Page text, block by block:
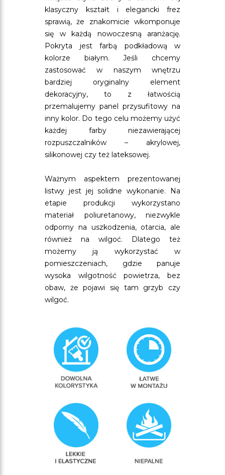
klasyczny kształt i elegancki frez
sprawią, że znakomicie wkomponuje
się w każdą nowoczesną aranżację.
Pokryta jest farbą podkładową w
kolorze białym. Jeśli chcemy
zastosować w naszym wnętrzu
bardziej oryginalny element
dekoracyjny, to z łatwością
przemalujemy panel przysufitowy na
inny kolor. Do tego celu możemy użyć
każdej farby niezawierającej
rozpuszczalników – akrylowej,
silikonowej czy też lateksowej.
Ważnym aspektem prezentowanej
listwy jest jej solidne wykonanie. Na
etapie produkcji wykorzystano
materiał poliuretanowy, niezwykle
odporny na uszkodzenia, otarcia, ale
również na wilgoć. Dlatego też
możemy ją wykorzystać w
pomieszczeniach, gdzie panuje
wysoka wilgotność powietrza, bez
obaw, że pojawi się tam grzyb czy
wilgoć.